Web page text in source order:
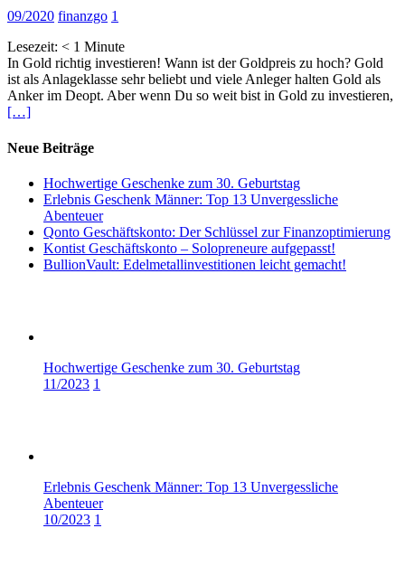
09/2020 finanzgo 1
Lesezeit: < 1 Minute
In Gold richtig investieren! Wann ist der Goldpreis zu hoch? Gold
ist als Anlageklasse sehr beliebt und viele Anleger halten Gold als
Anker im Deopt. Aber wenn Du so weit bist in Gold zu investieren,
[…]
Neue Beiträge
Hochwertige Geschenke zum 30. Geburtstag
Erlebnis Geschenk Männer: Top 13 Unvergessliche
Abenteuer
Qonto Geschäftskonto: Der Schlüssel zur Finanzoptimierung
Kontist Geschäftskonto – Solopreneure aufgepasst!
BullionVault: Edelmetallinvestitionen leicht gemacht!
Hochwertige Geschenke zum 30. Geburtstag
11/2023 1
Erlebnis Geschenk Männer: Top 13 Unvergessliche
Abenteuer
10/2023 1